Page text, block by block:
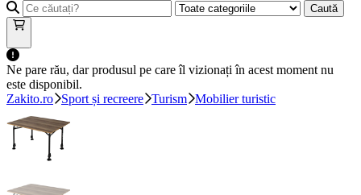
Caută
Ne pare rău, dar produsul pe care îl vizionați în acest moment nu
este disponibil.
Zakito.ro
Sport și recreere Turism Mobilier turistic